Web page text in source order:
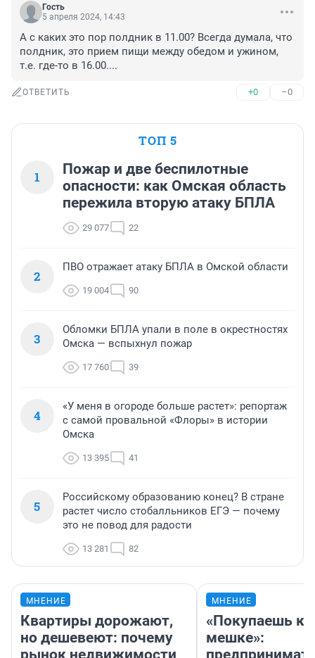
Гость
5 апреля 2024, 14:43
А с каких это пор полдник в 11.00? Всегда думала, что
полдник, это прием пищи между обедом и ужином,
т.е. где-то в 16.00....
ОТВЕТИТЬ +0 –0
ТОП 5
1
Пожар и две беспилотные
опасности: как Омская область
пережила вторую атаку БПЛА
29 077 22
2
ПВО отражает атаку БПЛА в Омской области
19 004 90
3
Обломки БПЛА упали в поле в окрестностях
Омска — вспыхнул пожар
17 760 39
4
«У меня в огороде больше растет»: репортаж
с самой провальной «Флоры» в истории
Омска
13 395 41
5
Российскому образованию конец? В стране
растет число стобалльников ЕГЭ — почему
это не повод для радости
13 281 82
МНЕНИЕ
Квартиры дорожают,
но дешевеют: почему
рынок недвижимости
МНЕНИЕ
«Покупаешь
мешке»: